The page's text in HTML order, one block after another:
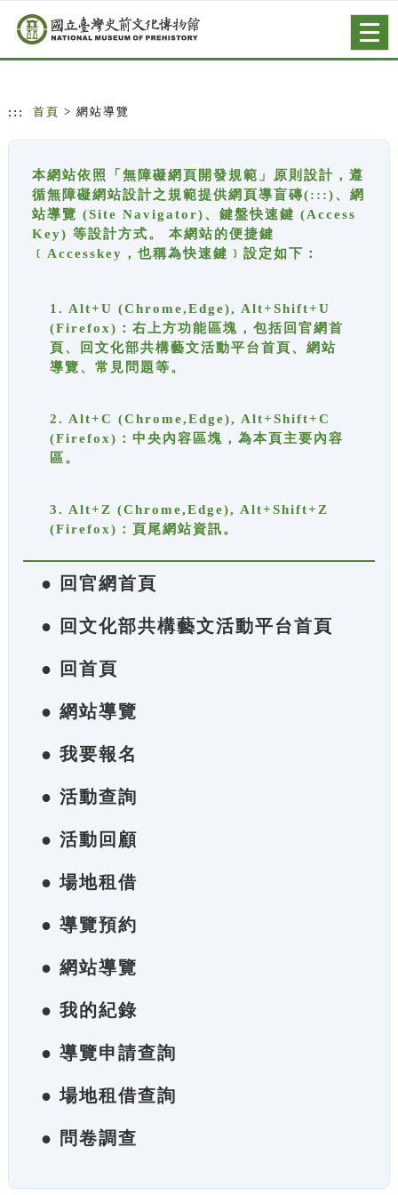
跳到主要內容
網站導覽
::: 首頁 > 網站導覽
本網站依照「無障礙網頁開發規範」原則設計，遵
循無障礙網站設計之規範提供網頁導盲磚(:::)、網
站導覽 (Site Navigator)、鍵盤快速鍵 (Access
Key) 等設計方式。 本網站的便捷鍵
﹝Accesskey，也稱為快速鍵﹞設定如下：
1. Alt+U (Chrome,Edge), Alt+Shift+U
(Firefox)：右上方功能區塊，包括回官網首
頁、回文化部共構藝文活動平台首頁、網站
導覽、常見問題等。
2. Alt+C (Chrome,Edge), Alt+Shift+C
(Firefox)：中央內容區塊，為本頁主要內容
區。
3. Alt+Z (Chrome,Edge), Alt+Shift+Z
(Firefox)：頁尾網站資訊。
● 回官網首頁
● 回文化部共構藝文活動平台首頁
● 回首頁
● 網站導覽
● 我要報名
● 活動查詢
● 活動回顧
● 場地租借
● 導覽預約
● 網站導覽
● 我的紀錄
● 導覽申請查詢
● 場地租借查詢
● 問卷調查